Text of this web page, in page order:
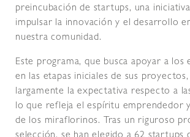
preincubación de startups, una
impulsar la innovación y el desarrollo
nuestra comunidad.
Este programa, que busca apoyar a los
en las etapas iniciales de sus
largamente la expectativa respecto a
lo que refleja el espíritu emprendedor
de los miraflorinos. Tras un riguroso